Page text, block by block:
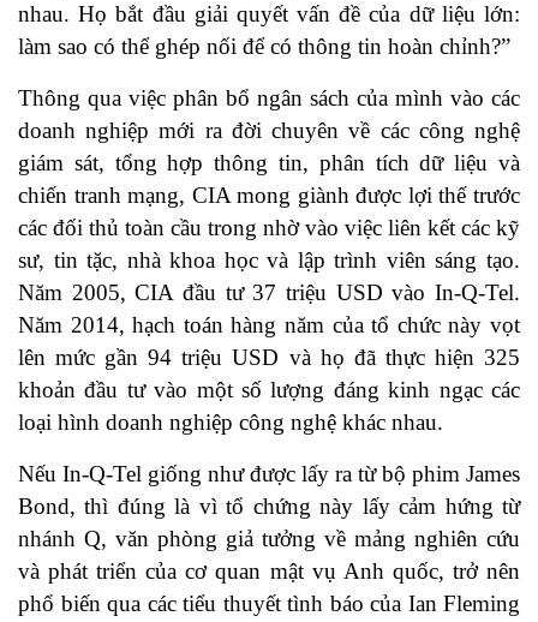
nhau. Họ bắt đầu giải quyết vấn đề của dữ liệu lớn:
làm sao có thể ghép nối để có thông tin hoàn chỉnh?”
Thông qua việc phân bổ ngân sách của mình vào các
doanh nghiệp mới ra đời chuyên về các công nghệ
giám sát, tổng hợp thông tin, phân tích dữ liệu và
chiến tranh mạng, CIA mong giành được lợi thế trước
các đối thủ toàn cầu trong nhờ vào việc liên kết các kỹ
sư, tin tặc, nhà khoa học và lập trình viên sáng tạo.
Năm 2005, CIA đầu tư 37 triệu USD vào In-Q-Tel.
Năm 2014, hạch toán hàng năm của tổ chức này vọt
lên mức gần 94 triệu USD và họ đã thực hiện 325
khoản đầu tư vào một số lượng đáng kinh ngạc các
loại hình doanh nghiệp công nghệ khác nhau.
Nếu In-Q-Tel giống như được lấy ra từ bộ phim James
Bond, thì đúng là vì tổ chứng này lấy cảm hứng từ
nhánh Q, văn phòng giả tưởng về mảng nghiên cứu
và phát triển của cơ quan mật vụ Anh quốc, trở nên
phổ biến qua các tiểu thuyết tình báo của Ian Fleming